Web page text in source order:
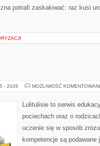
potrafi zaskakiwać: raz kusi
- 2026 MOŻLIWOŚĆ
Lulitulisie to serwis
pociechach oraz o
uczenie się w sposób
kompetencje są